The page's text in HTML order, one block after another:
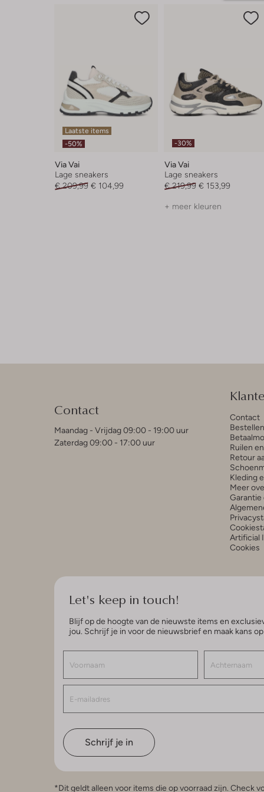
Laatste items
-50%
Via Vai
Lage sneakers
€ 209,99 € 104,99
-30%
Via Vai
Lage sneakers
€ 219,99 € 153,99
+ meer kleuren
Contact
Maandag - Vrijdag 09:00 - 19:00 uur
Zaterdag 09:00 - 17:00 uur
Contact
Ruilen
Retour
Kleding
Meer
Garantie
Artificial
Cookies
Let's keep in touch!
Blijf op de hoogte van de nieuwste items en
jou. Schrijf je in voor de nieuwsbrief en maak kans
Schrijf je in
*Dit geldt alleen voor items die op voorraad zijn. Check